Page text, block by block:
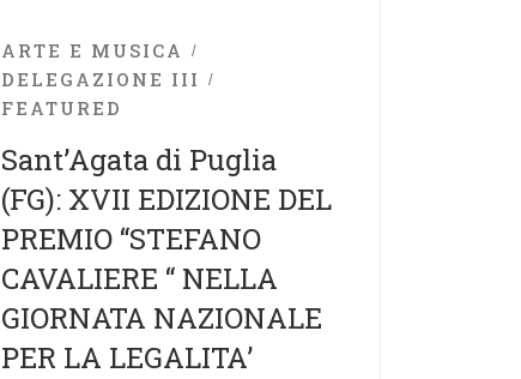
ARTE E MUSICA
DELEGAZIONE III
FEATURED
Sant’Agata di Puglia
(FG): XVII EDIZIONE DEL
PREMIO “STEFANO
CAVALIERE “ NELLA
GIORNATA NAZIONALE
PER LA LEGALITA’